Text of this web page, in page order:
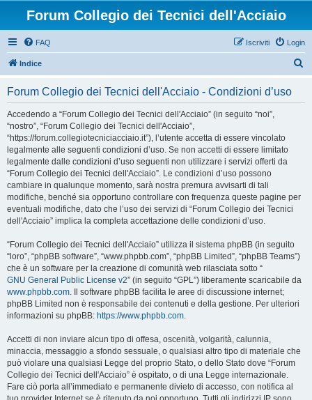
Forum Collegio dei Tecnici dell'Acciaio
FAQ Login
Iscriviti
Indice
Forum Collegio dei Tecnici dell'Acciaio - Condizioni d’uso
Accedendo a “Forum Collegio dei Tecnici dell'Acciaio” (in seguito “noi”,
“nostro”, “Forum Collegio dei Tecnici dell'Acciaio”,
“https://forum.collegiotecniciacciaio.it”), l’utente accetta di essere vincolato
legalmente alle seguenti condizioni d’uso. Se non accetti di essere limitato
legalmente dalle condizioni d’uso seguenti non utilizzare i servizi offerti da
“Forum Collegio dei Tecnici dell'Acciaio”. Le condizioni d’uso possono
cambiare in qualunque momento, sarà nostra premura avvisarti di tali
modifiche, benché sia opportuno controllare con frequenza queste pagine per
eventuali modifiche, dato che l’uso dei servizi di “Forum Collegio dei Tecnici
dell'Acciaio” implica la completa accettazione delle condizioni d’uso.
“Forum Collegio dei Tecnici dell'Acciaio” utilizza il sistema phpBB (in seguito
“loro”, “phpBB software”, “www.phpbb.com”, “phpBB Limited”, “phpBB Teams”)
che è un software per la creazione di comunità web rilasciata sotto “
GNU General Public License v2” (in seguito “GPL”) liberamente scaricabile da
www.phpbb.com. Il software phpBB facilita le aree di discussione internet;
phpBB Limited non è responsabile dei contenuti e della gestione. Per ulteriori
informazioni su phpBB: https://www.phpbb.com.
Accetti di non inviare alcun tipo di offesa, oscenità, volgarità, calunnia,
minaccia, messaggio a sfondo sessuale, o qualsiasi altro tipo di materiale che
può violare una qualsiasi Legge del proprio Stato, o dello Stato dove “Forum
Collegio dei Tecnici dell'Acciaio” è ospitato, o di una Legge internazionale.
Fare ciò porta all’immediato e permanente divieto di accesso, con notifica al